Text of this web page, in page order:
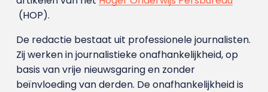
(HOP).
De redactie bestaat uit professionele journalisten.
Zij werken in journalistieke onafhankelijkheid, op
basis van vrije nieuwsgaring en zonder
beïnvloeding van derden. De onafhankelijkheid is